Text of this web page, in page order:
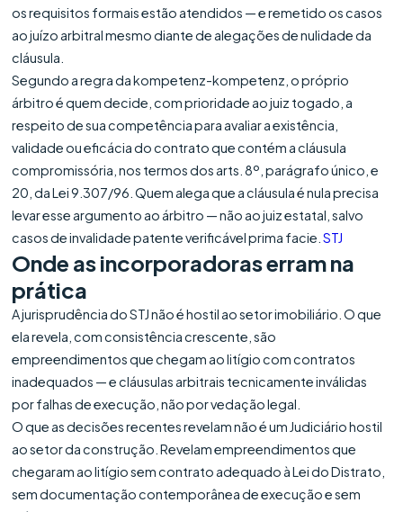
os requisitos formais estão atendidos — e remetido os casos
ao juízo arbitral mesmo diante de alegações de nulidade da
cláusula.
Segundo a regra da kompetenz-kompetenz, o próprio
árbitro é quem decide, com prioridade ao juiz togado, a
respeito de sua competência para avaliar a existência,
validade ou eficácia do contrato que contém a cláusula
compromissória, nos termos dos arts. 8º, parágrafo único, e
20, da Lei 9.307/96. Quem alega que a cláusula é nula precisa
levar esse argumento ao árbitro — não ao juiz estatal, salvo
casos de invalidade patente verificável prima facie.STJ
Onde as incorporadoras erram na
prática
A jurisprudência do STJ não é hostil ao setor imobiliário. O que
ela revela, com consistência crescente, são
empreendimentos que chegam ao litígio com contratos
inadequados — e cláusulas arbitrais tecnicamente inválidas
por falhas de execução, não por vedação legal.
O que as decisões recentes revelam não é um Judiciário hostil
ao setor da construção. Revelam empreendimentos que
chegaram ao litígio sem contrato adequado à Lei do Distrato,
sem documentação contemporânea de execução e sem